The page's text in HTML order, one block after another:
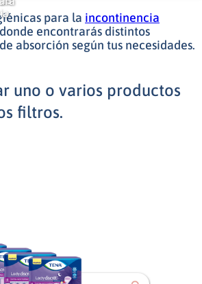
para la incontinencia
encontrarás distintos
absorción según tus necesidades.
uno o varios productos
filtros.